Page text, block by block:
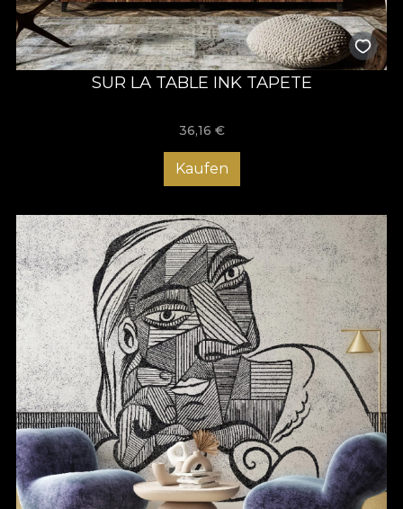
SUR LA TABLE INK TAPETE
36,16 €
Kaufen